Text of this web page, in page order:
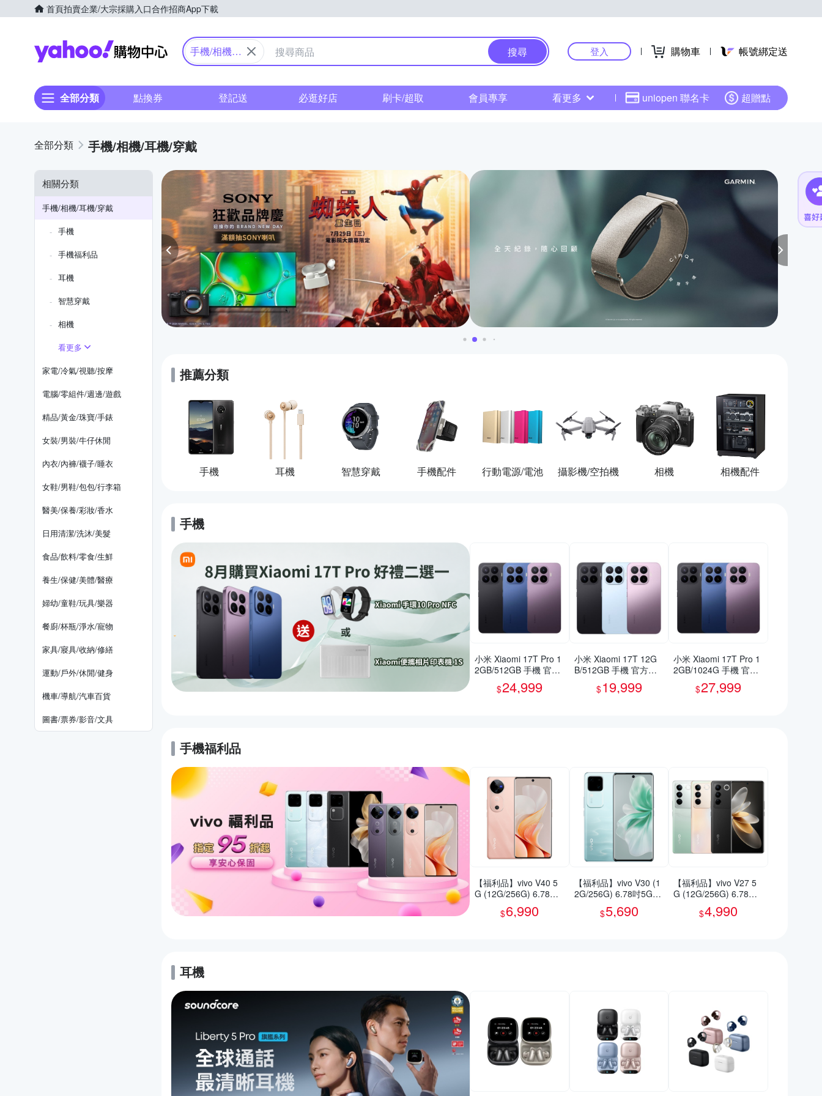
首頁拍賣企業/大宗採購入口合作招商App下載
Yahoo購物中心
手機/相機/
搜尋 登入 購物車 帳號綁定送
全部分類 點換券 登記送 必逛好店 刷卡/超取 會員專享 看更多 uniopen 聯名卡 超贈點
手機/相機/耳機/穿戴
相關分類
手機/相機/耳機/穿戴
手機
手機福利品
耳機
智慧穿戴
相機
看更多
家電/冷氣/視聽/按摩
電腦/零組件/週邊/遊戲
精品/黃金/珠寶/手錶
女裝/男裝/牛仔休閒
內衣/內褲/襪子/睡衣
女鞋/男鞋/包包/行李箱
醫美/保養/彩妝/香水
日用清潔/洗沐/美髮
食品/飲料/零食/生鮮
養生/保健/美體/醫療
婦幼/童鞋/玩具/樂器
餐廚/杯瓶/淨水/寵物
家具/寢具/收納/修繕
運動/戶外/休閒/健身
機車/導航/汽車百貨
圖書/票券/影音/文具
推薦分類
手機 耳機 智慧穿戴 手機配件 行動電源/電池 攝影機/空拍機 相機 相機配件
手機
小米 Xiaomi 17T Pro 1
2GB/512GB 手機 官方
$24,999
小米 Xiaomi 17T 12G
B/512GB 手機 官方旗
$19,999
小米 Xiaomi 17T Pro 1
2GB/1024G 手機 官方
$27,999
手機福利品
【福利品】vivo V40 5
G (12G/256G) 6.78吋
智慧型手機(9成新)
$6,990
【福利品】vivo V30 (1
2G/256G) 6.78吋5G智
慧型手機(9成新)
$5,690
【福利品】vivo V27 5
G (12G/256G) 6.78吋
智慧型手機(9成新)
$4,990
耳機